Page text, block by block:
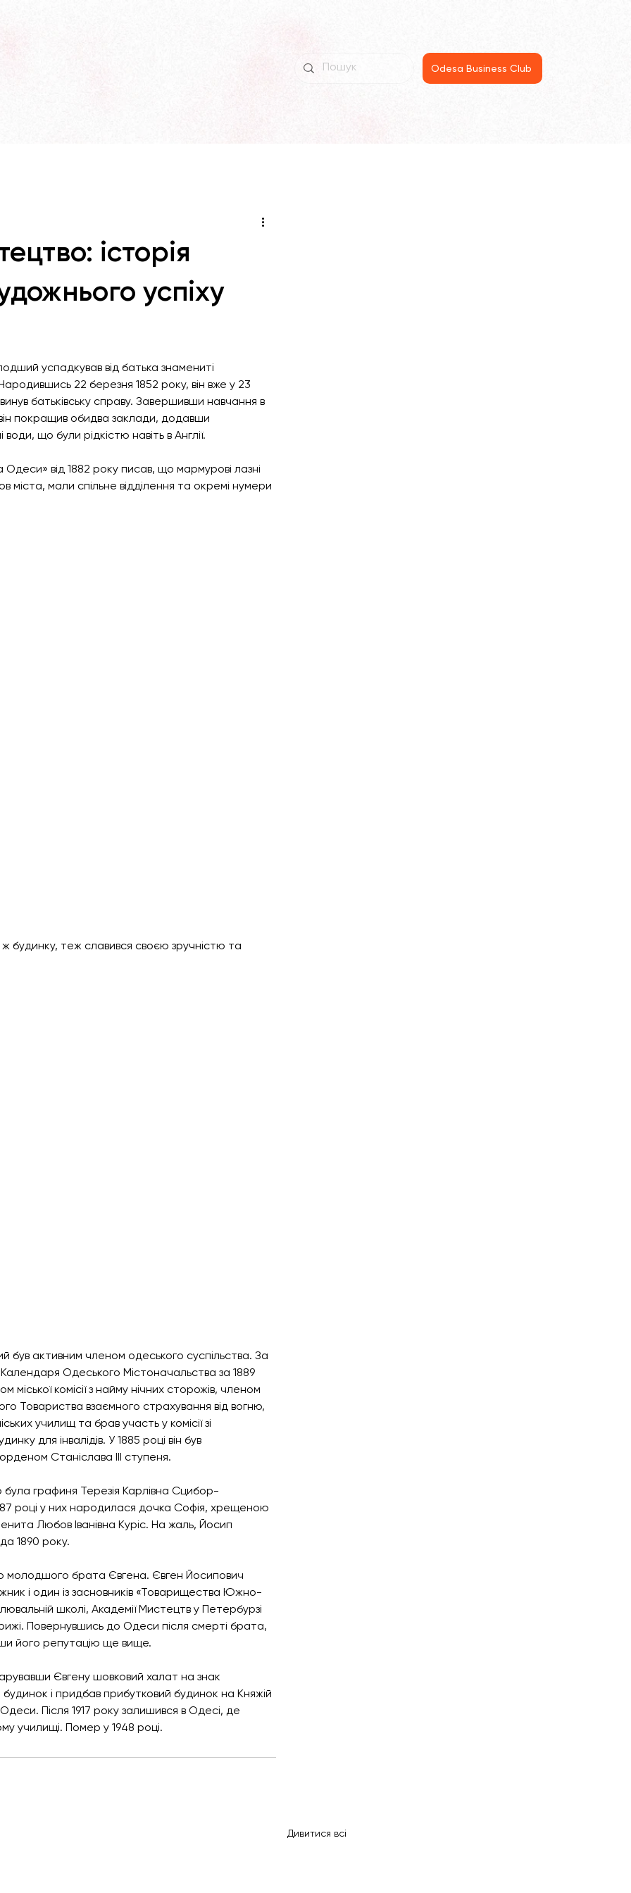
Odesa Business Club
історія
успіху
успадкував від батька знамениті
22 березня 1852 року, він вже у 23
батьківську справу. Завершивши навчання в
покращив обидва заклади, додавши
що були рідкістю навіть в Англії.
від 1882 року писав, що мармурові лазні
міста, мали спільне відділення та окремі нумери
був активним членом одеського суспільства. За
Одеського Містоначальства за 1889
міської комісії з найму нічних сторожів, членом
Товариства взаємного страхування від вогню,
училищ та брав участь у комісії зі
для інвалідів. У 1885 році він був
Станіслава ІІІ ступеня.
графиня Терезія Карлівна Сцибор-
році у них народилася дочка Софія, хрещеною
Любов Іванівна Куріс. На жаль, Йосип
1890 року.
молодшого брата Євгена. Євген Йосипович
і один із засновників «Товарищества Южно-
школі, Академії Мистецтв у Петербурзі
Повернувшись до Одеси після смерті брата,
його репутацію ще вище.
Євгену шовковий халат на знак
і придбав прибутковий будинок на Княжій
Після 1917 року залишився в Одесі, де
училищі. Помер у 1948 році.
Дивитися всі